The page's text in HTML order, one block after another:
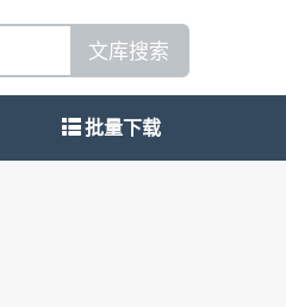
文库搜索
批量下载